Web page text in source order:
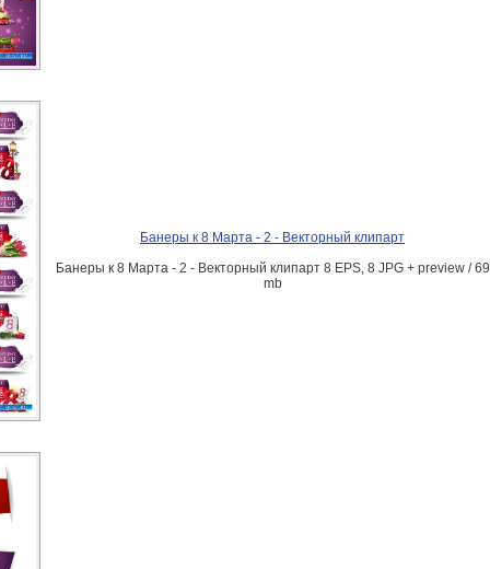
Банеры к 8 Марта - 2 - Векторный клипарт
Банеры к 8 Марта - 2 - Векторный клипарт 8 EPS, 8 JPG + preview / 69
mb